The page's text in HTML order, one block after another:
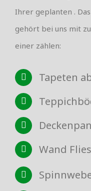
Ihrer geplanten .
gehört bei uns mit
einer zählen:
Tapeten
Wand